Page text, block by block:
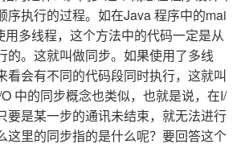
序执行的过程。如在Java 程序中的mai
用多线程，这个方法中的代码一定是从
的。这就叫做同步。如果使用了多线
看会有不同的代码段同时执行，这就叫
中的同步概念也类似，也就是说，在I/
要是某一步的通讯未结束，就无法进行
这里的同步指的是什么呢？要回答这个